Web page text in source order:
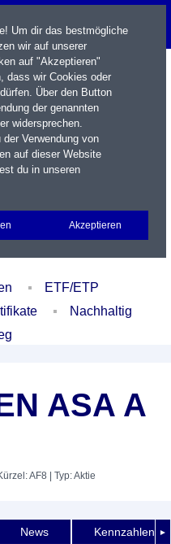
Portfolio Login
ETF/ETP
Nachhaltig
ASA A
AF8 | Typ: Aktie
►
News Kennzahlen
Um dir das bestmögliche
wir auf unserer
auf "Akzeptieren"
dass wir Cookies oder
Über den Button
der genannten
widersprechen.
Verwendung von
auf dieser Website
du in unseren
Akzeptieren